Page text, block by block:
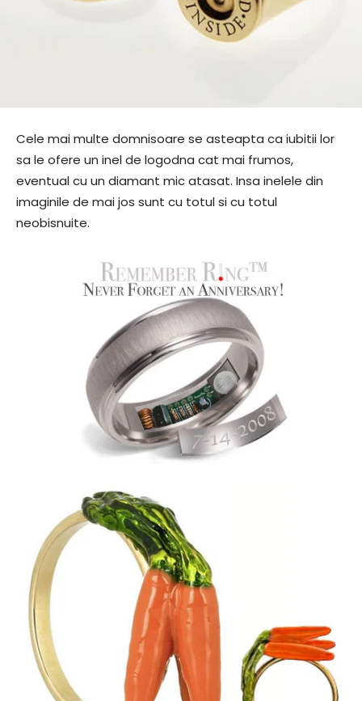
Cele mai multe domnisoare se asteapta ca iubitii lor
sa le ofere un inel de logodna cat mai frumos,
eventual cu un diamant mic atasat. Insa inelele din
imaginile de mai jos sunt cu totul si cu totul
neobisnuite.